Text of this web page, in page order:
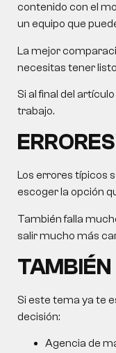
contenido con el
un equipo que
La mejor
necesitas tener
Si al final del
trabajo.
Los errores típicos
escoger la opción
También falla
salir mucho más
TAMBIÉN
Si este tema ya te
decisión:
Agencia de